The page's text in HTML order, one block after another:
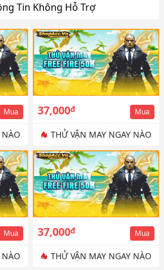
Tin Không Hỗ Trợ
Mua
NÀO
37,000đ Mua
THỬ VẬN MAY NGAY NÀO
Mua
NÀO
37,000đ Mua
THỬ VẬN MAY NGAY NÀO